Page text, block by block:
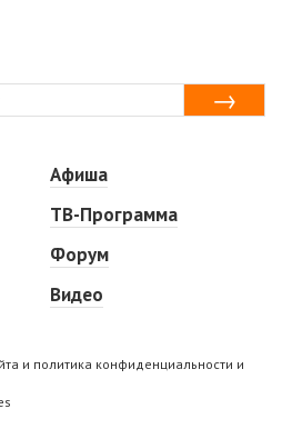
Афиша
ТВ-Программа
Форум
Видео
и политика конфиденциальности и